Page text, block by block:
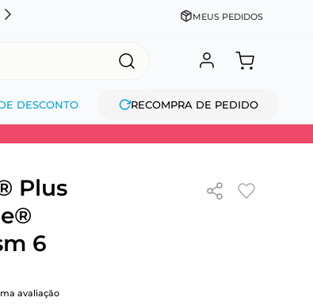
CADASTRE-SE GANHE 10% NA PRIMEIRA COMPRA +
MEUS PEDIDOS
DESCONTO RECOMPRA DE PEDIDO
Plus
6
avaliação